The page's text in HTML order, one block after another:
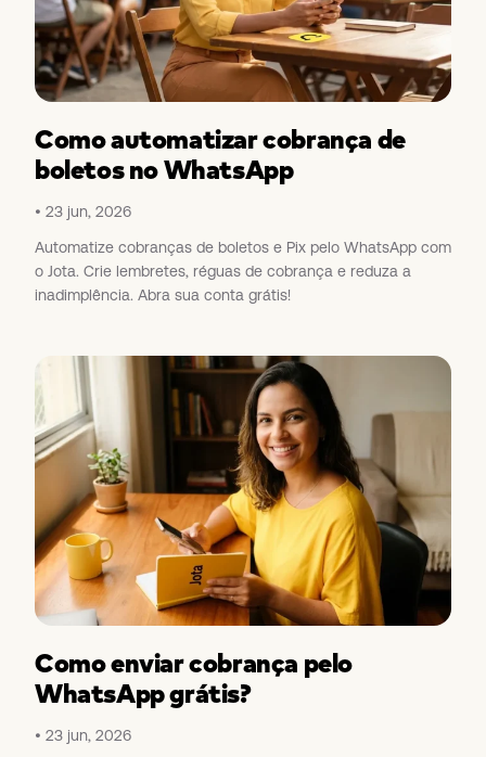
Como automatizar cobrança de
boletos no WhatsApp
23 jun, 2026
Automatize cobranças de boletos e Pix pelo WhatsApp com
o Jota. Crie lembretes, réguas de cobrança e reduza a
inadimplência. Abra sua conta grátis!
Como enviar cobrança pelo
WhatsApp grátis?
23 jun, 2026